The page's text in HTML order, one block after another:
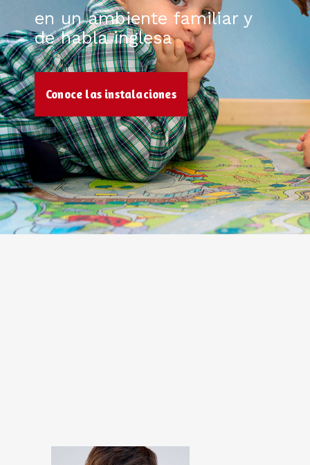
en un ambiente familiar y
de habla inglesa
Conoce las instalaciones